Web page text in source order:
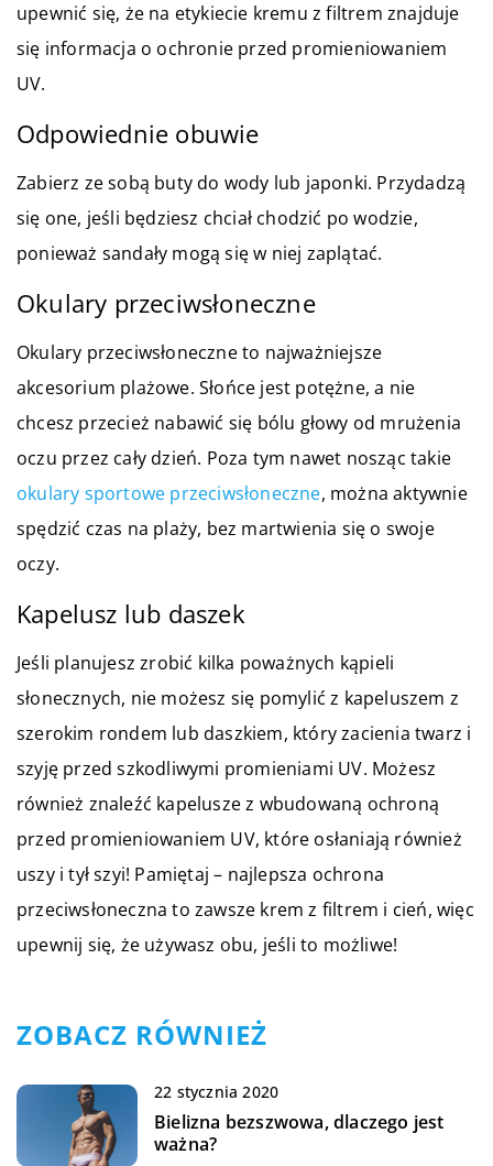
upewnić się, że na etykiecie kremu z filtrem znajduje
się informacja o ochronie przed promieniowaniem
UV.
Odpowiednie obuwie
Zabierz ze sobą buty do wody lub japonki. Przydadzą
się one, jeśli będziesz chciał chodzić po wodzie,
ponieważ sandały mogą się w niej zaplątać.
Okulary przeciwsłoneczne
Okulary przeciwsłoneczne to najważniejsze
akcesorium plażowe. Słońce jest potężne, a nie
chcesz przecież nabawić się bólu głowy od mrużenia
oczu przez cały dzień. Poza tym nawet nosząc takie
okulary sportowe przeciwsłoneczne, można aktywnie
spędzić czas na plaży, bez martwienia się o swoje
oczy.
Kapelusz lub daszek
Jeśli planujesz zrobić kilka poważnych kąpieli
słonecznych, nie możesz się pomylić z kapeluszem z
szerokim rondem lub daszkiem, który zacienia twarz i
szyję przed szkodliwymi promieniami UV. Możesz
również znaleźć kapelusze z wbudowaną ochroną
przed promieniowaniem UV, które osłaniają również
uszy i tył szyi! Pamiętaj – najlepsza ochrona
przeciwsłoneczna to zawsze krem z filtrem i cień, więc
upewnij się, że używasz obu, jeśli to możliwe!
ZOBACZ RÓWNIEŻ
22 stycznia 2020
Bielizna bezszwowa, dlaczego jest
ważna?